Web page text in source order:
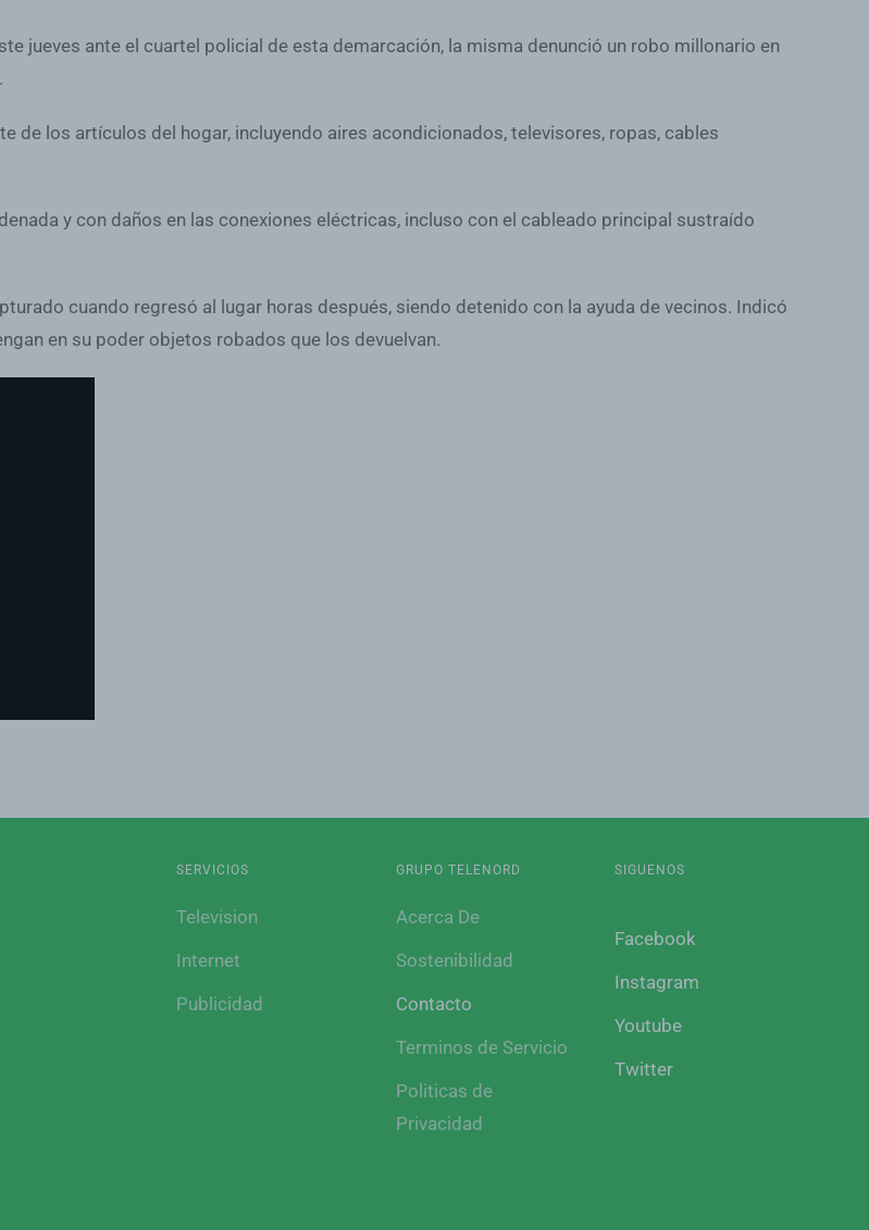
jueves ante el cuartel policial de esta demarcación, la misma denunció un robo millonario en
de los artículos del hogar, incluyendo aires acondicionados, televisores, ropas, cables
y con daños en las conexiones eléctricas, incluso con el cableado principal sustraído
cuando regresó al lugar horas después, siendo detenido con la ayuda de vecinos. Indicó
en su poder objetos robados que los devuelvan.
SERVICIOS
Television
Internet
Publicidad
GRUPO TELENORD
Acerca De
Sostenibilidad
Contacto
Terminos de Servicio
Politicas de
Privacidad
SIGUENOS
Facebook
Instagram
Youtube
Twitter